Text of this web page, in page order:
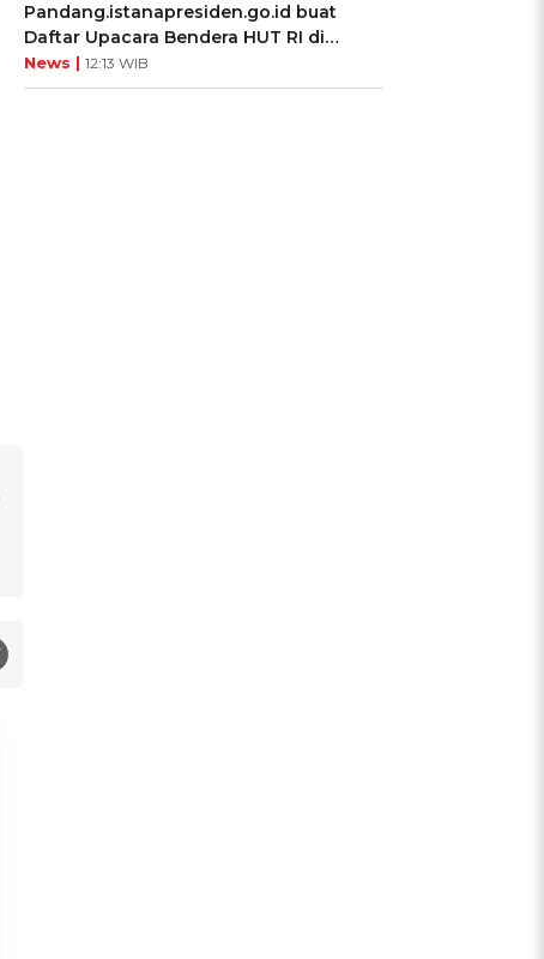
Pandang.istanapresiden.go.id buat
Daftar Upacara Bendera HUT RI di
Istana Negara
News | 12:13 WIB